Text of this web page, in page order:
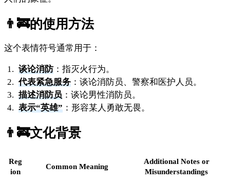
👨‍🚒的使用方法
这个表情符号通常用于：
谈论消防：指灭火行为。
代表紧急服务 ：谈论消防员、警察和医护人员。
描述消防员 ：谈论男性消防员。
表示“英雄” ：形容某人勇敢无畏。
👨‍🚒文化背景
Reg
ion
Common Meaning
Additional Notes or
Misunderstandings